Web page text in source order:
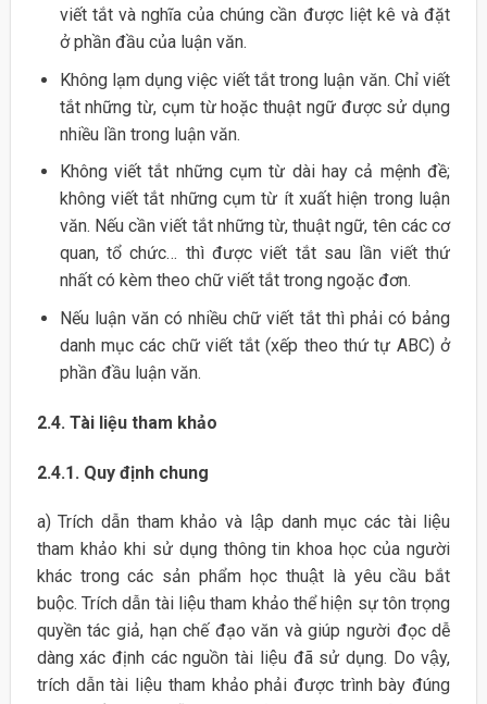
viết tắt và nghĩa của chúng cần được liệt kê và đặt
ở phần đầu của luận văn.
Không lạm dụng việc viết tắt trong luận văn. Chỉ viết
tắt những từ, cụm từ hoặc thuật ngữ được sử dụng
nhiều lần trong luận văn.
Không viết tắt những cụm từ dài hay cả mệnh đề;
không viết tắt những cụm từ ít xuất hiện trong luận
văn. Nếu cần viết tắt những từ, thuật ngữ, tên các cơ
quan, tổ chức… thì được viết tắt sau lần viết thứ
nhất có kèm theo chữ viết tắt trong ngoặc đơn.
Nếu luận văn có nhiều chữ viết tắt thì phải có bảng
danh mục các chữ viết tắt (xếp theo thứ tự ABC) ở
phần đầu luận văn.
2.4. Tài liệu tham khảo
2.4.1. Quy định chung
a) Trích dẫn tham khảo và lập danh mục các tài liệu
tham khảo khi sử dụng thông tin khoa học của người
khác trong các sản phẩm học thuật là yêu cầu bắt
buộc. Trích dẫn tài liệu tham khảo thể hiện sự tôn trọng
quyền tác giả, hạn chế đạo văn và giúp người đọc dễ
dàng xác định các nguồn tài liệu đã sử dụng. Do vậy,
trích dẫn tài liệu tham khảo phải được trình bày đúng